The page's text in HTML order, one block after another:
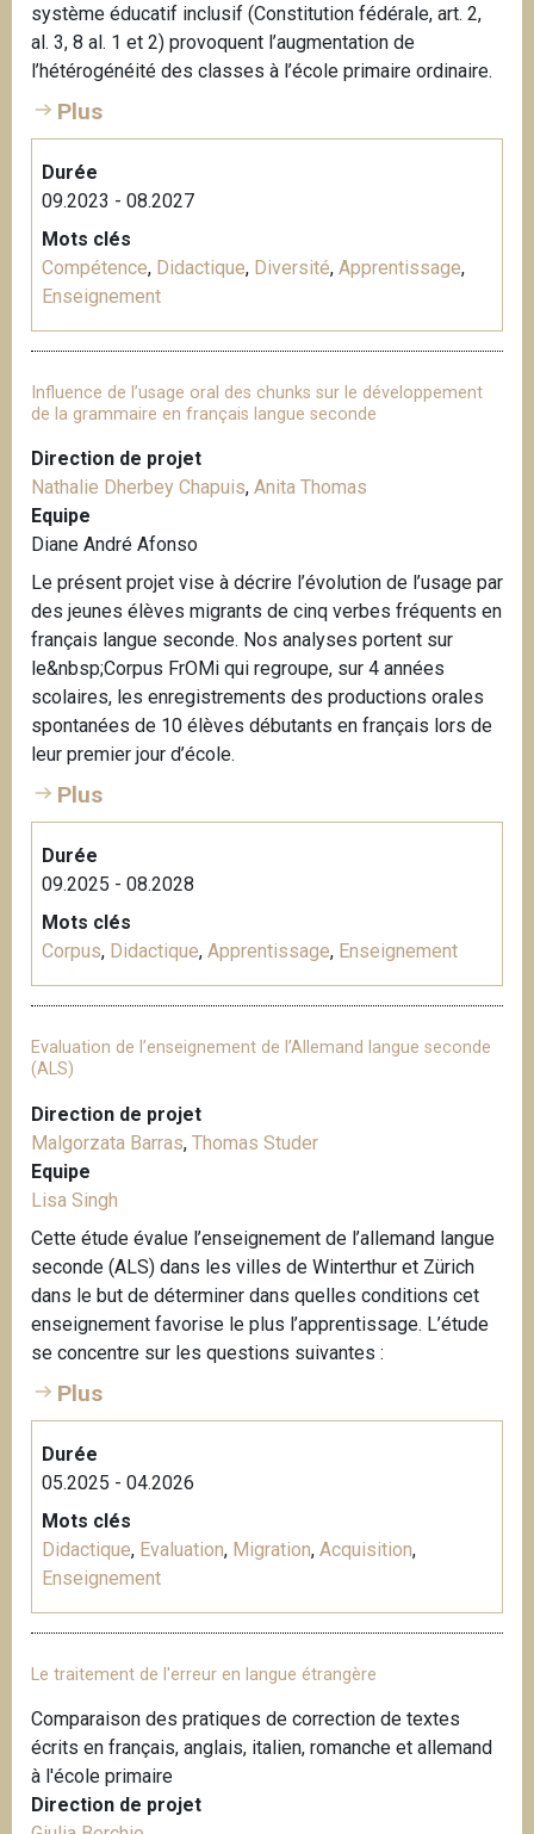
système éducatif inclusif (Constitution fédérale, art. 2,
al. 3, 8 al. 1 et 2) provoquent l’augmentation de
l’hétérogénéité des classes à l’école primaire ordinaire.
Plus
Durée
09.2023 - 08.2027
Mots clés
Compétence, Didactique, Diversité, Apprentissage,
Enseignement
Influence de l’usage oral des chunks sur le développement
de la grammaire en français langue seconde
Direction de projet
Nathalie Dherbey Chapuis, Anita Thomas
Equipe
Diane André Afonso
Le présent projet vise à décrire l’évolution de l’usage par
des jeunes élèves migrants de cinq verbes fréquents en
français langue seconde. Nos analyses portent sur
le&nbsp;Corpus FrOMi qui regroupe, sur 4 années
scolaires, les enregistrements des productions orales
spontanées de 10 élèves débutants en français lors de
leur premier jour d’école.
Plus
Durée
09.2025 - 08.2028
Mots clés
Corpus, Didactique, Apprentissage, Enseignement
Evaluation de l’enseignement de l’Allemand langue seconde
(ALS)
Direction de projet
Malgorzata Barras, Thomas Studer
Equipe
Lisa Singh
Cette étude évalue l’enseignement de l’allemand langue
seconde (ALS) dans les villes de Winterthur et Zürich
dans le but de déterminer dans quelles conditions cet
enseignement favorise le plus l’apprentissage. L’étude
se concentre sur les questions suivantes :
Plus
Durée
05.2025 - 04.2026
Mots clés
Didactique, Evaluation, Migration, Acquisition,
Enseignement
Le traitement de l'erreur en langue étrangère
Comparaison des pratiques de correction de textes
écrits en français, anglais, italien, romanche et allemand
à l'école primaire
Direction de projet